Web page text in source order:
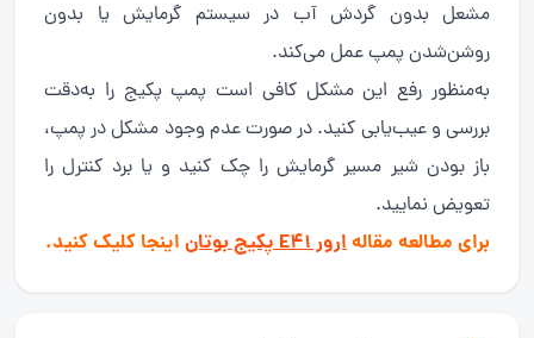
مشعل بدون گردش آب در سیستم گرمایش یا بدون
روشن‌شدن پمپ عمل می‌کند.
به‌منظور رفع این مشکل کافی است پمپ پکیج را به‌دقت
بررسی و عیب‌یابی کنید. در صورت عدم وجود مشکل در پمپ،
باز بودن شیر مسیر گرمایش را چک کنید و یا برد کنترل را
تعویض نمایید.
برای مطالعه مقالهارور E41 پکیج بوتان اینجا کلیک کنید.